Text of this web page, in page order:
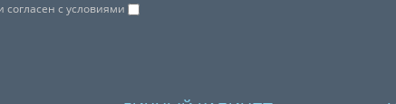
согласен с условиями